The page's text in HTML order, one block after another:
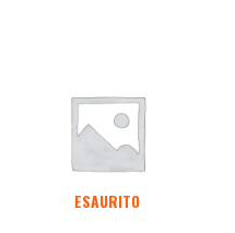
ESAURITO